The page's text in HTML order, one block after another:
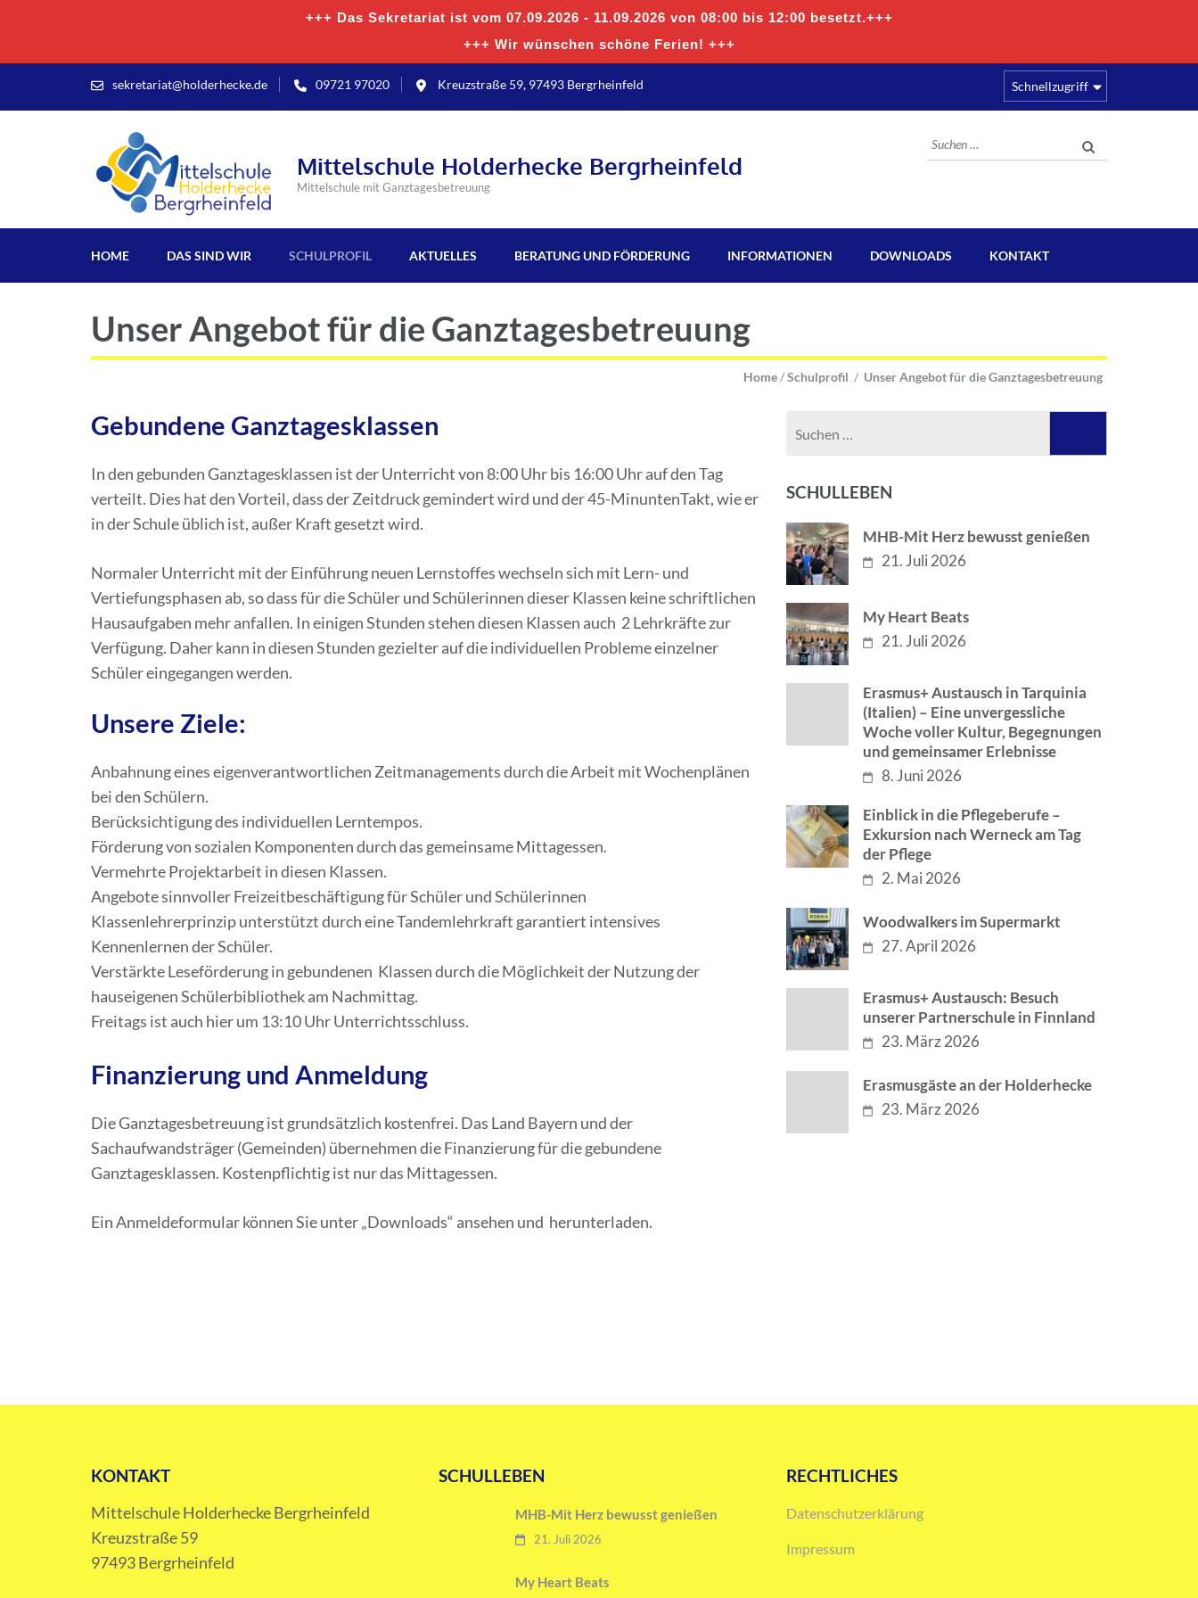
+++ Das Sekretariat ist vom 07.09.2026 - 11.09.2026 von 08:00 bis 12:00 besetzt.+++
+++ Wir wünschen schöne Ferien! +++
sekretariat@holderhecke.de 09721 97020 Kreuzstraße 59, 97493 Bergrheinfeld Schnellzugriff
Mittelschule Holderhecke Bergrheinfeld
Mittelschule mit Ganztagesbetreuung
Suchen
nach:
HOME DAS SIND WIR SCHULPROFIL AKTUELLES BERATUNG UND FÖRDERUNG INFORMATIONEN DOWNLOADS KONTAKT
Unser Angebot für die Ganztagesbetreuung
Home/Schulprofil / Unser Angebot für die Ganztagesbetreuung
Gebundene Ganztagesklassen
In den gebunden Ganztagesklassen ist der Unterricht von 8:00 Uhr bis 16:00 Uhr auf den Tag
verteilt. Dies hat den Vorteil, dass der Zeitdruck gemindert wird und der 45-MinuntenTakt, wie er
in der Schule üblich ist, außer Kraft gesetzt wird.
Normaler Unterricht mit der Einführung neuen Lernstoffes wechseln sich mit Lern- und
Vertiefungsphasen ab, so dass für die Schüler und Schülerinnen dieser Klassen keine schriftlichen
Hausaufgaben mehr anfallen. In einigen Stunden stehen diesen Klassen auch 2 Lehrkräfte zur
Verfügung. Daher kann in diesen Stunden gezielter auf die individuellen Probleme einzelner
Schüler eingegangen werden.
Unsere Ziele:
Anbahnung eines eigenverantwortlichen Zeitmanagements durch die Arbeit mit Wochenplänen
bei den Schülern.
Berücksichtigung des individuellen Lerntempos.
Förderung von sozialen Komponenten durch das gemeinsame Mittagessen.
Vermehrte Projektarbeit in diesen Klassen.
Angebote sinnvoller Freizeitbeschäftigung für Schüler und Schülerinnen
Klassenlehrerprinzip unterstützt durch eine Tandemlehrkraft garantiert intensives
Kennenlernen der Schüler.
Verstärkte Leseförderung in gebundenen Klassen durch die Möglichkeit der Nutzung der
hauseigenen Schülerbibliothek am Nachmittag.
Freitags ist auch hier um 13:10 Uhr Unterrichtsschluss.
Finanzierung und Anmeldung
Die Ganztagesbetreuung ist grundsätzlich kostenfrei. Das Land Bayern und der
Sachaufwandsträger (Gemeinden) übernehmen die Finanzierung für die gebundene
Ganztagesklassen. Kostenpflichtig ist nur das Mittagessen.
Ein Anmeldeformular können Sie unter „Downloads“ ansehen und herunterladen.
SCHULLEBEN
MHB-Mit Herz bewusst genießen
21. Juli 2026
My Heart Beats
21. Juli 2026
Erasmus+ Austausch in Tarquinia
(Italien) – Eine unvergessliche
Woche voller Kultur, Begegnungen
und gemeinsamer Erlebnisse
8. Juni 2026
Einblick in die Pflegeberufe –
Exkursion nach Werneck am Tag
der Pflege
2. Mai 2026
Woodwalkers im Supermarkt
27. April 2026
Erasmus+ Austausch: Besuch
unserer Partnerschule in Finnland
23. März 2026
Erasmusgäste an der Holderhecke
23. März 2026
KONTAKT
Mittelschule Holderhecke Bergrheinfeld
Kreuzstraße 59
97493 Bergrheinfeld
SCHULLEBEN
MHB-Mit Herz bewusst genießen
21. Juli 2026
My Heart Beats
RECHTLICHES
Datenschutzerklärung
Impressum